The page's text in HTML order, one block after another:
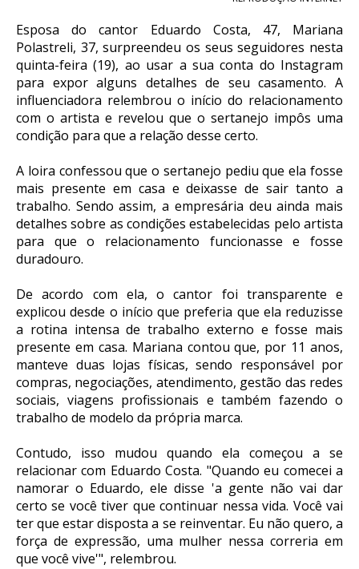
Esposa do cantor Eduardo Costa, 47, Mariana
Polastreli, 37, surpreendeu os seus seguidores nesta
quinta-feira (19), ao usar a sua conta do Instagram
para expor alguns detalhes de seu casamento. A
influenciadora relembrou o início do relacionamento
com o artista e revelou que o sertanejo impôs uma
condição para que a relação desse certo.
A loira confessou que o sertanejo pediu que ela fosse
mais presente em casa e deixasse de sair tanto a
trabalho. Sendo assim, a empresária deu ainda mais
detalhes sobre as condições estabelecidas pelo artista
para que o relacionamento funcionasse e fosse
duradouro.
De acordo com ela, o cantor foi transparente e
explicou desde o início que preferia que ela reduzisse
a rotina intensa de trabalho externo e fosse mais
presente em casa. Mariana contou que, por 11 anos,
manteve duas lojas físicas, sendo responsável por
compras, negociações, atendimento, gestão das redes
sociais, viagens profissionais e também fazendo o
trabalho de modelo da própria marca.
Contudo, isso mudou quando ela começou a se
relacionar com Eduardo Costa. "Quando eu comecei a
namorar o Eduardo, ele disse 'a gente não vai dar
certo se você tiver que continuar nessa vida. Você vai
ter que estar disposta a se reinventar. Eu não quero, a
força de expressão, uma mulher nessa correria em
que você vive'", relembrou.